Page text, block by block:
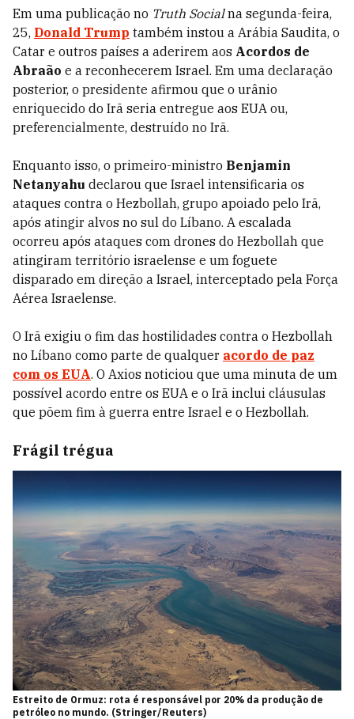
Em uma publicação no Truth Socialna segunda-feira,
25, Donald Trump também instou a Arábia Saudita, o
Catar e outros países a aderirem aos Acordos de
Abraão e a reconhecerem Israel. Em uma declaração
posterior, o presidente afirmou que o urânio
enriquecido do Irã seria entregue aos EUA ou,
preferencialmente, destruído no Irã.
Enquanto isso, o primeiro-ministro Benjamin
Netanyahu declarou que Israel intensificaria os
ataques contra o Hezbollah, grupo apoiado pelo Irã,
após atingir alvos no sul do Líbano. A escalada
ocorreu após ataques com drones do Hezbollah que
atingiram território israelense e um foguete
disparado em direção a Israel, interceptado pela Força
Aérea Israelense.
O Irã exigiu o fim das hostilidades contra o Hezbollah
no Líbano como parte de qualquer acordo de paz
com os EUA. O Axios noticiou que uma minuta de um
possível acordo entre os EUA e o Irã inclui cláusulas
que põem fim à guerra entre Israel e o Hezbollah.
Frágil trégua
Estreito de Ormuz: rota é responsável por 20% da produção de
petróleo no mundo. (Stringer/Reuters)